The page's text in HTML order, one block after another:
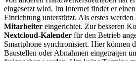
eingesetzt wird. Im Internet findet er
Einrichtung unterstützt. Als erstes werden
Mitarbeiter eingerichtet. Zur besseren
Nextcloud-Kalender für den Betrieb
Smartphone synchronisiert. Hier können
Baustellen oder Abnahmen eingetragen